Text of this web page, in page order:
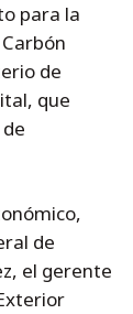
para la
de
que
de
el gerente